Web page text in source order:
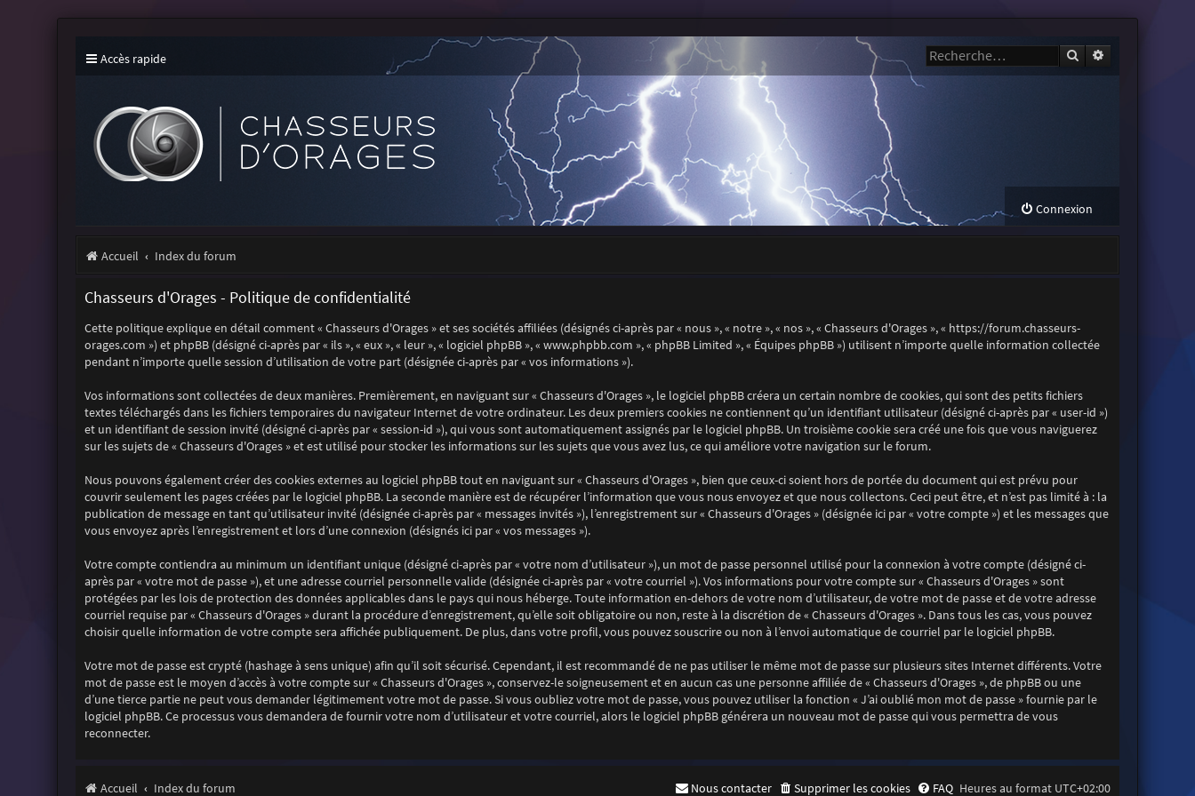
Accès rapide Rechercher
Connexion
Accueil Index du forum
Chasseurs d'Orages - Politique de confidentialité
Cette politique explique en détail comment « Chasseurs d'Orages » et ses sociétés affiliées (désignés ci-après par « nous », « notre », « nos », « Chasseurs d'Orages », « https://forum.chasseurs-
orages.com ») et phpBB (désigné ci-après par « ils », « eux », « leur », « logiciel phpBB », « www.phpbb.com », « phpBB Limited », « Équipes phpBB ») utilisent n’importe quelle information collectée
pendant n’importe quelle session d’utilisation de votre part (désignée ci-après par « vos informations »).
Vos informations sont collectées de deux manières. Premièrement, en naviguant sur « Chasseurs d'Orages », le logiciel phpBB créera un certain nombre de cookies, qui sont des petits fichiers
textes téléchargés dans les fichiers temporaires du navigateur Internet de votre ordinateur. Les deux premiers cookies ne contiennent qu’un identifiant utilisateur (désigné ci-après par « user-id »)
et un identifiant de session invité (désigné ci-après par « session-id »), qui vous sont automatiquement assignés par le logiciel phpBB. Un troisième cookie sera créé une fois que vous naviguerez
sur les sujets de « Chasseurs d'Orages » et est utilisé pour stocker les informations sur les sujets que vous avez lus, ce qui améliore votre navigation sur le forum.
Nous pouvons également créer des cookies externes au logiciel phpBB tout en naviguant sur « Chasseurs d'Orages », bien que ceux-ci soient hors de portée du document qui est prévu pour
couvrir seulement les pages créées par le logiciel phpBB. La seconde manière est de récupérer l’information que vous nous envoyez et que nous collectons. Ceci peut être, et n’est pas limité à : la
publication de message en tant qu’utilisateur invité (désignée ci-après par « messages invités »), l’enregistrement sur « Chasseurs d'Orages » (désignée ici par « votre compte ») et les messages que
vous envoyez après l’enregistrement et lors d’une connexion (désignés ici par « vos messages »).
Votre compte contiendra au minimum un identifiant unique (désigné ci-après par « votre nom d’utilisateur »), un mot de passe personnel utilisé pour la connexion à votre compte (désigné ci-
après par « votre mot de passe »), et une adresse courriel personnelle valide (désignée ci-après par « votre courriel »). Vos informations pour votre compte sur « Chasseurs d'Orages » sont
protégées par les lois de protection des données applicables dans le pays qui nous héberge. Toute information en-dehors de votre nom d’utilisateur, de votre mot de passe et de votre adresse
courriel requise par « Chasseurs d'Orages » durant la procédure d’enregistrement, qu’elle soit obligatoire ou non, reste à la discrétion de « Chasseurs d'Orages ». Dans tous les cas, vous pouvez
choisir quelle information de votre compte sera affichée publiquement. De plus, dans votre profil, vous pouvez souscrire ou non à l’envoi automatique de courriel par le logiciel phpBB.
Votre mot de passe est crypté (hashage à sens unique) afin qu’il soit sécurisé. Cependant, il est recommandé de ne pas utiliser le même mot de passe sur plusieurs sites Internet différents. Votre
mot de passe est le moyen d’accès à votre compte sur « Chasseurs d'Orages », conservez-le soigneusement et en aucun cas une personne affiliée de « Chasseurs d'Orages », de phpBB ou une
d’une tierce partie ne peut vous demander légitimement votre mot de passe. Si vous oubliez votre mot de passe, vous pouvez utiliser la fonction « J’ai oublié mon mot de passe » fournie par le
logiciel phpBB. Ce processus vous demandera de fournir votre nom d’utilisateur et votre courriel, alors le logiciel phpBB générera un nouveau mot de passe qui vous permettra de vous
reconnecter.
Accueil Index du forum Heures au format UTC+02:00
FAQ
Supprimer les cookies
Nous contacter